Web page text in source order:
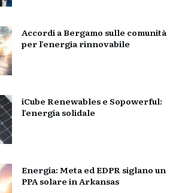
Accordi a Bergamo sulle comunità
per l’energia rinnovabile
iCube Renewables e Sopowerful:
l’energia solidale
Energia: Meta ed EDPR siglano un
PPA solare in Arkansas